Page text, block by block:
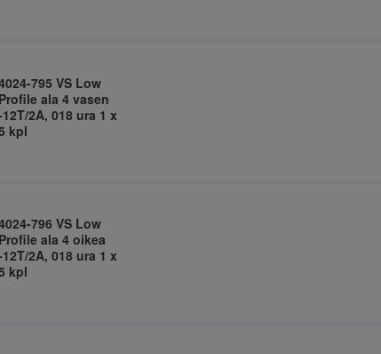
795 VS Low
Profile ala 4 vasen
2A, 018 ura 1 x
kpl
796 VS Low
Profile ala 4 oikea
2A, 018 ura 1 x
kpl